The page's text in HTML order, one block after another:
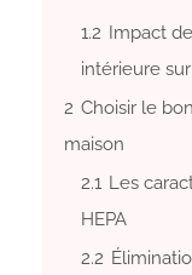
1.2 Impact
intérieure
2 Choisir le
maison
2.1 Les
HEPA
2.2